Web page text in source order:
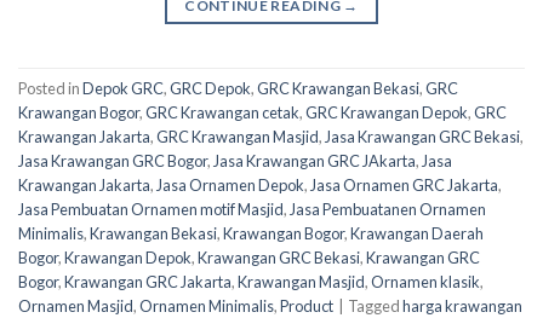
CONTINUE READING →
Posted inDepok GRC,GRC Depok,GRC Krawangan Bekasi,GRC
Krawangan Bogor,GRC Krawangan cetak,GRC Krawangan Depok,GRC
Krawangan Jakarta,GRC Krawangan Masjid,Jasa Krawangan GRC Bekasi,
Jasa Krawangan GRC Bogor,Jasa Krawangan GRC JAkarta,Jasa
Krawangan Jakarta,Jasa Ornamen Depok,Jasa Ornamen GRC Jakarta,
Jasa Pembuatan Ornamen motif Masjid,Jasa Pembuatanen Ornamen
Minimalis,Krawangan Bekasi,Krawangan Bogor,Krawangan Daerah
Bogor,Krawangan Depok,Krawangan GRC Bekasi,Krawangan GRC
Bogor,Krawangan GRC Jakarta,Krawangan Masjid,Ornamen klasik,
Ornamen Masjid,Ornamen Minimalis,Product Taggedharga krawangan